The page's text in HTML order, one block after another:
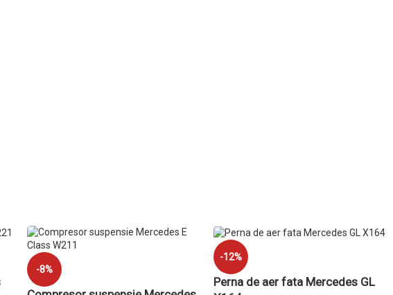
-8%
-12%
Perna de aer fata Mercedes GL